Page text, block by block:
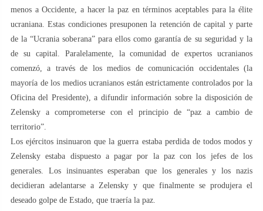
menos a Occidente, a hacer la paz en términos aceptables para la élite
ucraniana. Estas condiciones presuponen la retención de capital y parte
de la “Ucrania soberana” para ellos como garantía de su seguridad y la
de su capital. Paralelamente, la comunidad de expertos ucranianos
comenzó, a través de los medios de comunicación occidentales (la
mayoría de los medios ucranianos están estrictamente controlados por la
Oficina del Presidente), a difundir información sobre la disposición de
Zelensky a comprometerse con el principio de “paz a cambio de
territorio”.
Los ejércitos insinuaron que la guerra estaba perdida de todos modos y
Zelensky estaba dispuesto a pagar por la paz con los jefes de los
generales. Los insinuantes esperaban que los generales y los nazis
decidieran adelantarse a Zelensky y que finalmente se produjera el
deseado golpe de Estado, que traería la paz.